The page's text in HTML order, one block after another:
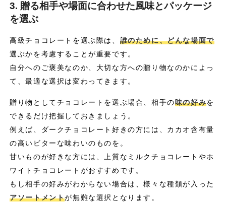
3. 贈る相手や場面に合わせた風味とパッケージ
を選ぶ
高級チョコレートを選ぶ際は、 誰のために、どんな場面で
選ぶかを考慮することが重要です。
自分へのご褒美なのか、大切な方への贈り物なのかによっ
て、最適な選択は変わってきます。
贈り物としてチョコレートを選ぶ場合、相手の味の好みを
できるだけ把握しておきましょう。
例えば、ダークチョコレート好きの方には、カカオ含有量
の高いビターな味わいのものを。
甘いものが好きな方には、上質なミルクチョコレートやホ
ワイトチョコレートがおすすめです。
もし相手の好みがわからない場合は、様々な種類が入った
アソートメントが無難な選択となります。